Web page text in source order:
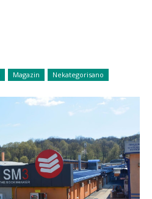
Magazin Nekategorisano